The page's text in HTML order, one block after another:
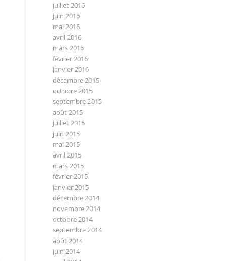
juillet 2016
juin 2016
mai 2016
avril 2016
mars 2016
février 2016
janvier 2016
décembre 2015
octobre 2015
septembre 2015
août 2015
juillet 2015
juin 2015
mai 2015
avril 2015
mars 2015
février 2015
janvier 2015
décembre 2014
novembre 2014
octobre 2014
septembre 2014
août 2014
juin 2014